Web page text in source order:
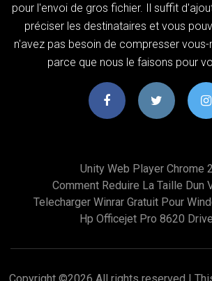
pour l'envoi de gros fichier. Il suffit
préciser les destinataires et vous
n'avez pas besoin de compresser
parce que nous le faisons pour
Unity Web Player Chrome
Comment Reduire La Taille Dun
Telecharger Winrar Gratuit Pour
Hp Officejet Pro 8620